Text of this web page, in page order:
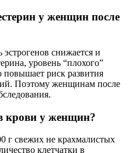
у женщин после
снижается и
уровень “плохого”
повышает риск развития
Поэтому женщинам после
крови у женщин?
г свежих не крахмалистых
клетчатки в